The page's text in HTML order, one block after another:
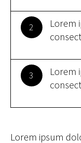
2
Lorem
3
Lorem
Lorem ipsum